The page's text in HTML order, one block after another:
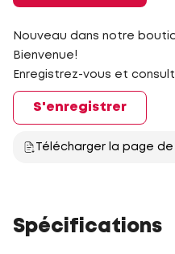
Nouveau dans notre
Bienvenue!
Enregistrez-vous et
S'enregistrer
Télécharger la page
Spécifications